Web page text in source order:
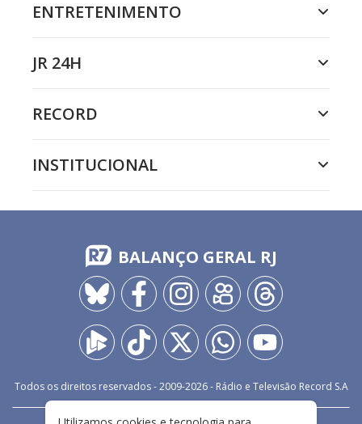
ENTRETENIMENTO
JR 24H
RECORD
INSTITUCIONAL
BALANÇO GERAL RJ
Todos os direitos reservados - 2009-2026- Rádio e Televisão Record S.A